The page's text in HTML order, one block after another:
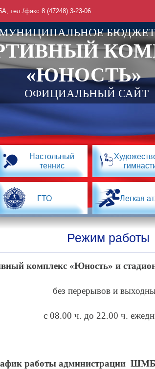
тел./факс 8 (47248) 3-23-06
«ЮНОСТЬ»
ОФИЦИАЛЬНЫЙ САЙТ
Настольный
теннис
ГТО Легкая
Режим работы
комплекс «Юность» и
без перерывов и
с 08.00 ч. до 22.00 ч.
работы администрации